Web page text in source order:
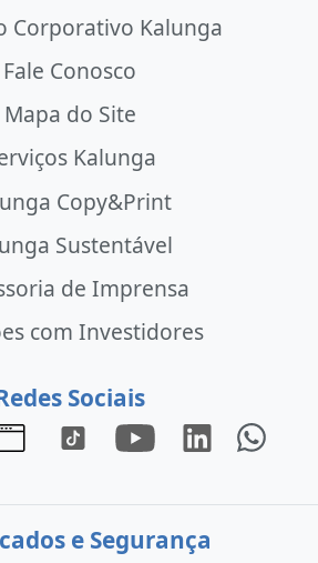
Corporativo Kalunga
Fale Conosco
Mapa do Site
Kalunga
Copy&Print
Sustentável
de Imprensa
com Investidores
Sociais
e Segurança